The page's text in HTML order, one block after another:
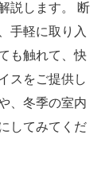
説します。 断
手軽に取り入
も触れて、快
スをご提供し
、冬季の室内
してみてくだ